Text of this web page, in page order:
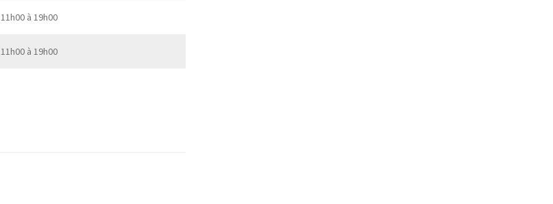
11h00 à 19h00
11h00 à 19h00